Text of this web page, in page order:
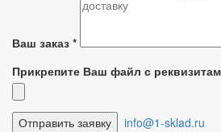
Ваш заказ *
Прикрепите Ваш файл с
info@1-sklad.ru